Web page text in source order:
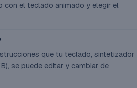
con el teclado animado y elegir el
que tu teclado, sintetizador
se puede editar y cambiar de